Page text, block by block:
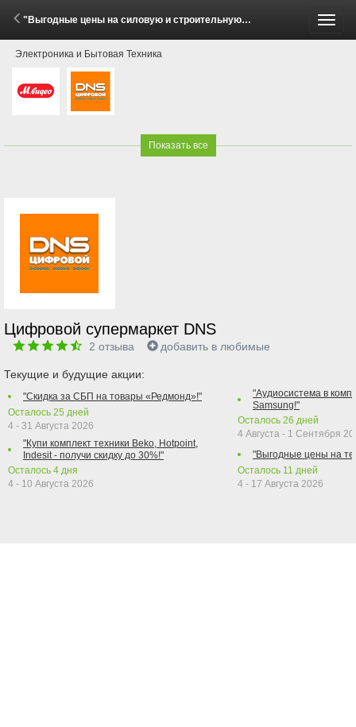
"Выгодные цены на силовую и строительную технику!" (29 Мая - 15 Июня 2026)
Электроника и Бытовая Техника
Показать все
Цифровой супермаркет DNS
2 отзыва добавить в любимые
Текущие и будущие акции:
"Скидка за СБП на товары «Редмонд»!"
Осталось 25 дней
4 - 31 Августа 2026
"Купи комплект техники Beko, Hotpoint,
Indesit - получи скидку до 30%!"
Осталось 4 дня
4 - 10 Августа 2026
"Аудиосистема в
Samsung!"
Осталось 26 дней
4 Августа - 1 Сентября
"Выгодные цены на
Осталось 11 дней
4 - 17 Августа 2026